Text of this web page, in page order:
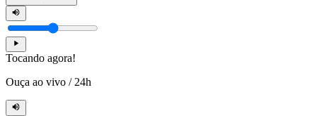
Tocando agora!
Ouça ao vivo / 24h